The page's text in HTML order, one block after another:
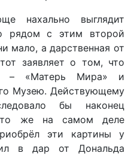
нахально выглядит
рядом с этим второй
мало, а дарственная от
заявляет о том, что
– «Матерь Мира» и
Музею. Действующему
бы наконец
же на самом деле
эти картины у
в дар от Дональда